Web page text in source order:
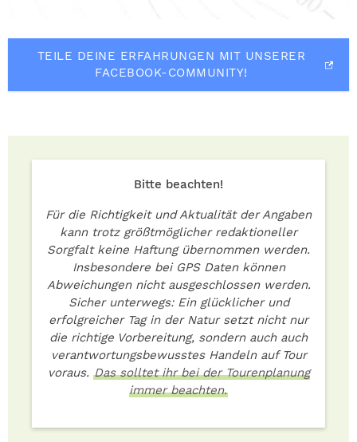
TEILE DEINE ERFAHRUNGEN MIT UNSERER
FACEBOOK-COMMUNITY!
Bitte beachten!
Für die Richtigkeit und Aktualität der Angaben
kann trotz größtmöglicher redaktioneller
Sorgfalt keine Haftung übernommen werden.
Insbesondere bei GPS Daten können
Abweichungen nicht ausgeschlossen werden.
Sicher unterwegs: Ein glücklicher und
erfolgreicher Tag in der Natur setzt nicht nur
die richtige Vorbereitung, sondern auch auch
verantwortungsbewusstes Handeln auf Tour
voraus. Das solltet ihr bei der Tourenplanung
immer beachten.